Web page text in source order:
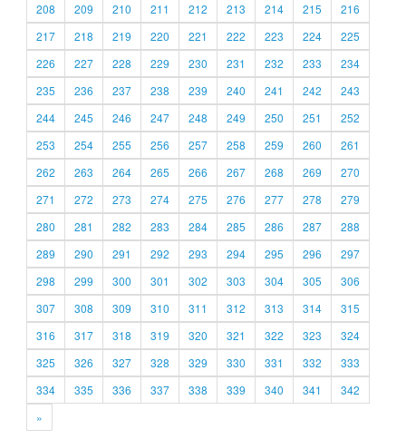
208
209 210 211 212 213 214 215
216
217
218 219 220 221 222 223 224
225
226
227 228 229 230 231 232 233
234
235
236 237 238 239 240 241 242
243
244
245 246 247 248 249 250 251
252
253
254 255 256 257 258 259 260
261
262
263 264 265 266 267 268 269
270
271
272 273 274 275 276 277 278
279
280
281 282 283 284 285 286 287
288
289
290 291 292 293 294 295 296
297
298
299 300 301 302 303 304 305
306
307
308 309 310 311 312 313 314
315
316
317 318 319 320 321 322 323
324
325
326 327 328 329 330 331 332
333
334
335 336 337 338 339 340 341
342
»